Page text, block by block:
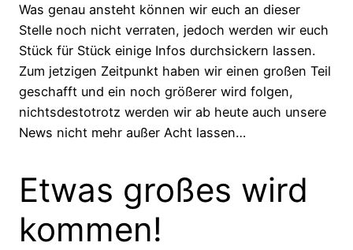
Was genau ansteht können wir euch an dieser
Stelle noch nicht verraten, jedoch werden wir euch
Stück für Stück einige Infos durchsickern lassen.
Zum jetzigen Zeitpunkt haben wir einen großen Teil
geschafft und ein noch größerer wird folgen,
nichtsdestotrotz werden wir ab heute auch unsere
News nicht mehr außer Acht lassen…
Etwas großes wird
kommen!